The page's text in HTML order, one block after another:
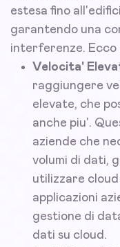
estesa fino
garantendo una
interferenze. Ecco
Velocita'
raggiungere
elevate, che
anche piu'.
aziende che
volumi di dati,
utilizzare
applicazioni
gestione di
dati su cloud.